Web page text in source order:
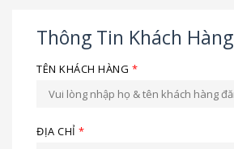
Thông Tin Khách Hàng
TÊN KHÁCH HÀNG *
ĐỊA CHỈ*